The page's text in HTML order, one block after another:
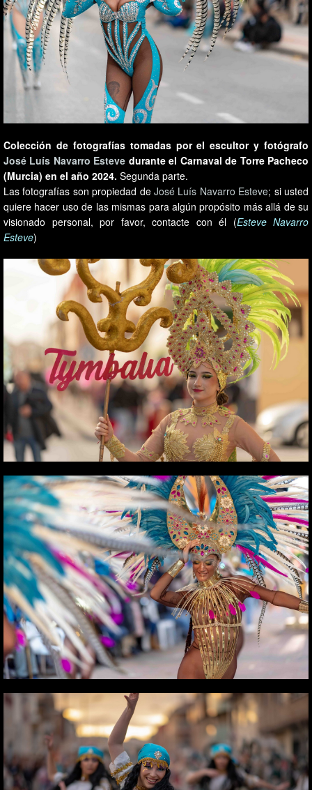
Colección de fotografías tomadas por el escultor y fotógrafo
José Luís Navarro Esteve durante el Carnaval de Torre Pacheco
(Murcia) en el año 2024. Segunda parte.
Las fotografías son propiedad de José Luís Navarro Esteve; si usted
quiere hacer uso de las mismas para algún propósito más allá de su
visionado personal, por favor, contacte con él (Esteve Navarro
Esteve)